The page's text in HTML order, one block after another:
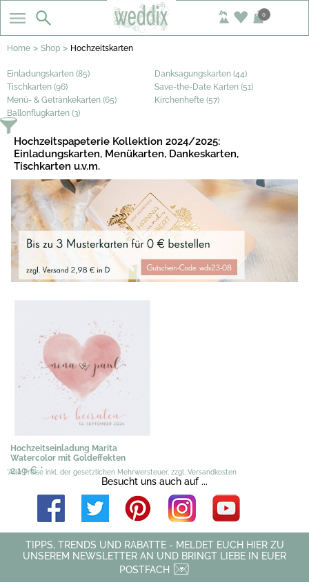
0
Home > Shop > Hochzeitskarten
Einladungskarten (85)
Danksagungskarten (44)
Tischkarten (96)
Save-the-Date Karten (51)
Menü- & Getränkekarten (65)
Kirchenhefte (57)
Ballonflugkarten (3)
Hochzeitspapeterie Kollektion 2024/2025:
Einladungskarten, Menükarten, Dankeskarten,
Tischkarten u.v.m.
Hochzeitseinladung Marita
Watercolor mit Goldeffekten
2,19 €*
*Alle Preise inkl. der gesetzlichen Mehrwersteuer, zzgl. Versandkosten
Besucht uns auch auf ...
TIPPS, TRENDS UND RABATTE - MELDET EUCH HIER ZU
UNSEREM NEWSLETTER AN UND BRINGT LIEBE IN EUER
POSTFACH